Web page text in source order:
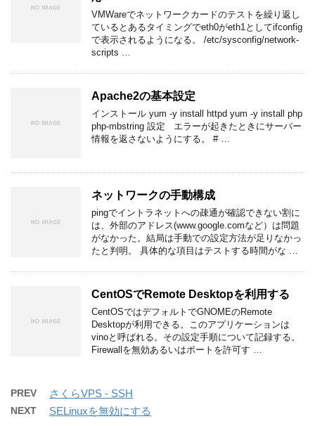
VMWareでネットワークカードのテストを繰り返し
ているとあるタイミングでeth0がeth1としてifconfig
で表示されるようになる。 /etc/sysconfig/network-
scripts …
Apache2の基本設定
インストール yum -y install httpd yum -y install php
php-mbstring 設定 エラーが起きたときにサーバー
情報を返さないようにする。 # …
ネットワークの手動構成
pingでイントラネットへの疎通が確認できない割に
は、外部のアドレス(www.google.comなど）は問題
がなかった。結局は手動での設定方法が足りなかっ
たと判明。 具体的な項目はテストする時間がな …
CentOSでRemote Desktopを利用する
CentOSではデフォルトでGNOMEのRemote
Desktopが利用できる。このアプリケーションは
vinoと呼ばれる。その設定手順について記録する。
Firewallを無効あるいはポートを許可す …
PREV さくらVPS - SSH
NEXT SELinuxを無効にする